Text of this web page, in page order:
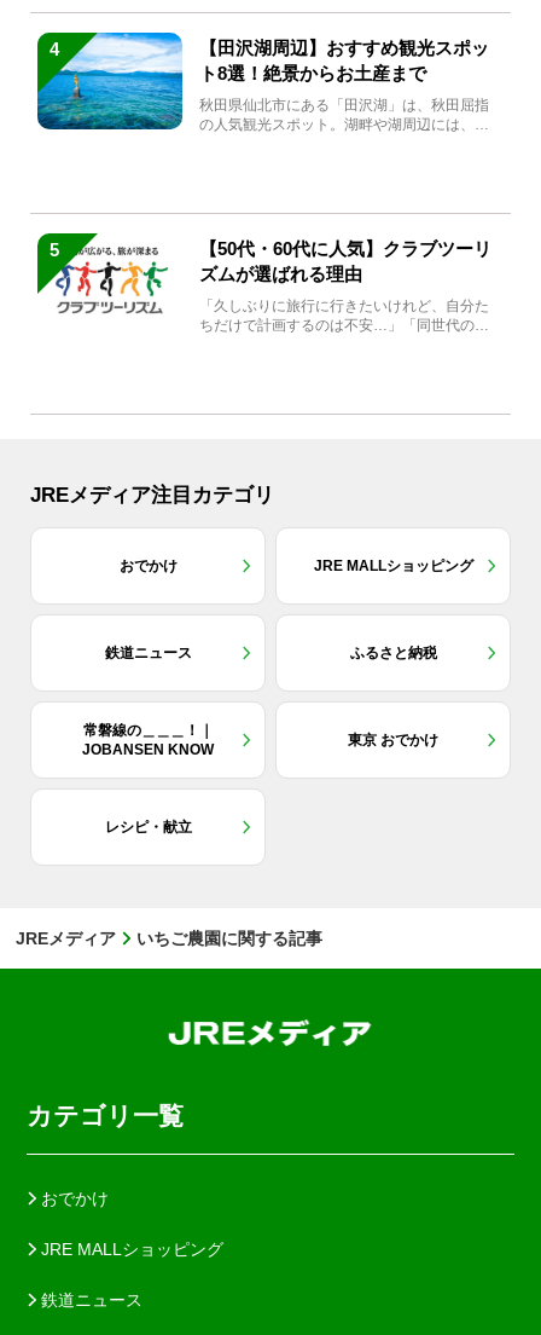
4
【田沢湖周辺】おすすめ観光スポッ
ト8選！絶景からお土産まで
秋田県仙北市にある「田沢湖」は、秋田屈指
の人気観光スポット。湖畔や湖周辺には、田
5
【50代・60代に人気】クラブツーリ
ズムが選ばれる理由
「久しぶりに旅行に行きたいけれど、自分た
ちだけで計画するのは不安…」「同世代の方
JREメディア注目カテゴリ
おでかけ JRE MALLショッピング
鉄道ニュース ふるさと納税
常磐線の＿＿＿！｜
JOBANSEN KNOW
東京 おでかけ
レシピ・献立
JREメディア いちご農園に関する記事
カテゴリ一覧
おでかけ
JRE MALLショッピング
鉄道ニュース